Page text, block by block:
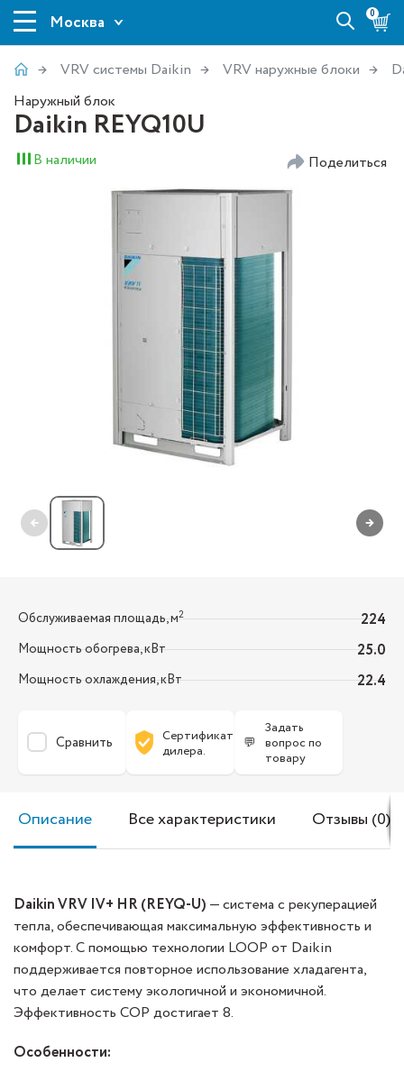
Москва 0
VRV системы Daikin VRV наружные блоки
Наружный блок
Daikin REYQ10U
В наличии Поделиться
← →
Обслуживаемая площадь, м2 224
Мощность обогрева, кВт 25.0
Мощность охлаждения, кВт 22.4
Сравнить
Сертификат
дилера.
💬
Задать
вопрос по
товару
Описание Все характеристики Отзывы (0)
Daikin VRV IV+ HR (REYQ-U) — система с рекуперацией
тепла, обеспечивающая максимальную эффективность и
комфорт. С помощью технологии LOOP от Daikin
поддерживается повторное использование хладагента,
что делает систему экологичной и экономичной.
Эффективность COP достигает 8.
Особенности: